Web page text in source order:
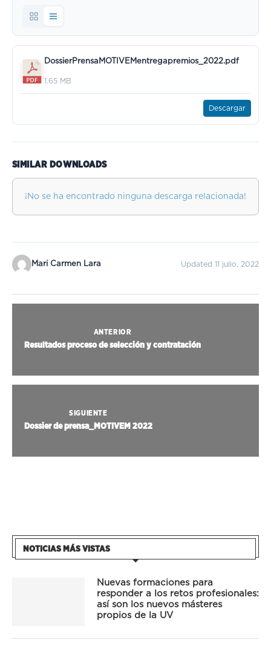
DossierPrensaMOTIVEMentregapremios_2022.pdf
1.65 MB
Descargar
SIMILAR DOWNLOADS
¡No se ha encontrado ninguna descarga relacionada!
Mari Carmen Lara Updated 11 julio, 2022
ANTERIOR
Resultados proceso de selección y contratación
SIGUIENTE
Dossier de prensa_MOTIVEM 2022
NOTICIAS MÁS VISTAS
Nuevas formaciones para
responder a los retos profesionales:
así son los nuevos másteres
propios de la UV